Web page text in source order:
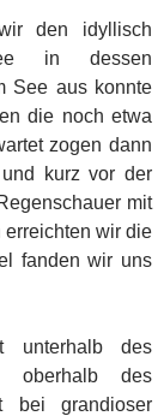
den idyllisch
in dessen
See aus konnte
die noch etwa
zogen dann
kurz vor der
mit
erreichten wir die
fanden wir uns
unterhalb des
oberhalb des
bei grandioser